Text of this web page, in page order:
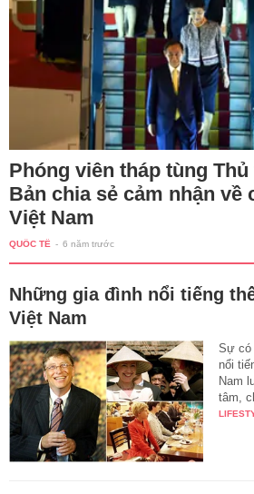
Phóng viên tháp tùng
Bản chia sẻ cảm nhận về
Việt Nam
QUỐC TẾ - 6 năm trước
Những gia đình nổi tiếng
Việt Nam
Sự có
nổi
Nam
tâm,